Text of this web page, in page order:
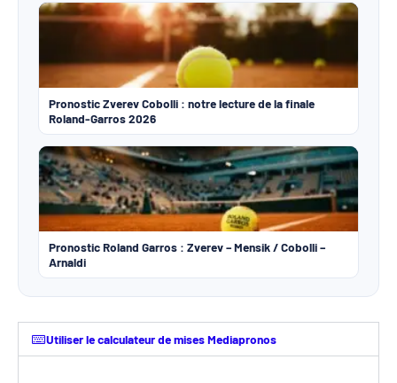
Pronostic Zverev Cobolli : notre lecture de la finale
Roland-Garros 2026
Pronostic Roland Garros : Zverev – Mensik / Cobolli –
Arnaldi
Utiliser le calculateur de mises Mediapronos